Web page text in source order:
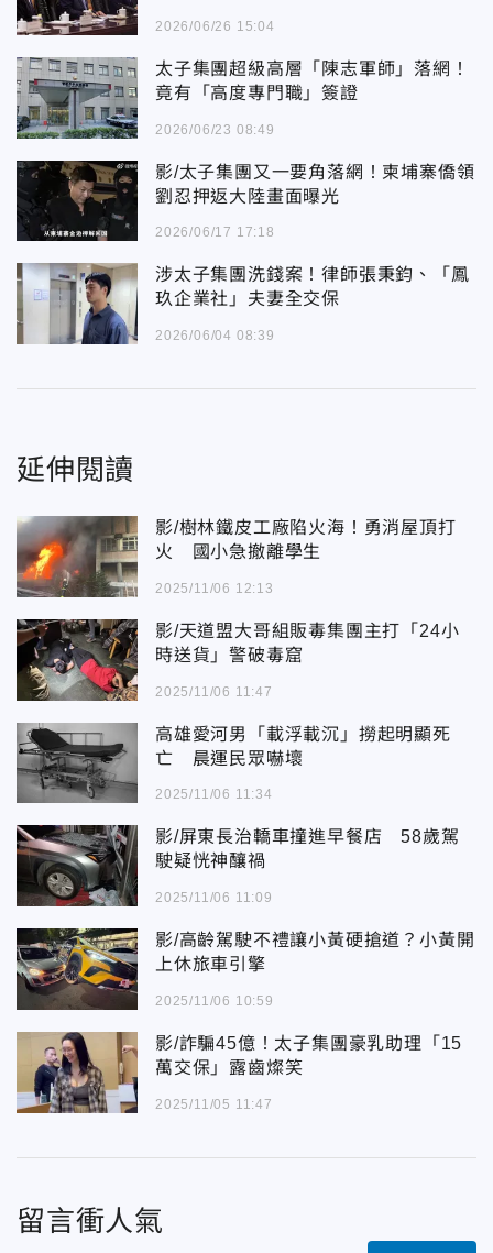
2026/06/26 15:04
太子集團超級高層「陳志軍師」落網！
竟有「高度專門職」簽證
2026/06/23 08:49
影/太子集團又一要角落網！柬埔寨僑領
劉忍押返大陸畫面曝光
2026/06/17 17:18
涉太子集團洗錢案！律師張秉鈞、「鳳
玖企業社」夫妻全交保
2026/06/04 08:39
延伸閱讀
影/樹林鐵皮工廠陷火海！勇消屋頂打
火 國小急撤離學生
2025/11/06 12:13
影/天道盟大哥組販毒集團主打「24小
時送貨」警破毒窟
2025/11/06 11:47
高雄愛河男「載浮載沉」撈起明顯死
亡 晨運民眾嚇壞
2025/11/06 11:34
影/屏東長治轎車撞進早餐店 58歲駕
駛疑恍神釀禍
2025/11/06 11:09
影/高齡駕駛不禮讓小黃硬搶道？小黃開
上休旅車引擎
2025/11/06 10:59
影/詐騙45億！太子集團豪乳助理「15
萬交保」露齒燦笑
2025/11/05 11:47
留言衝人氣